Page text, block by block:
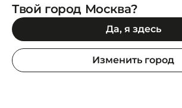
Позвони нам
+7 (499) 350-55-33
C 10:00 до 19:00
SuperStep-бот
Твой город Москва?
Да, я здесь
Изменить город